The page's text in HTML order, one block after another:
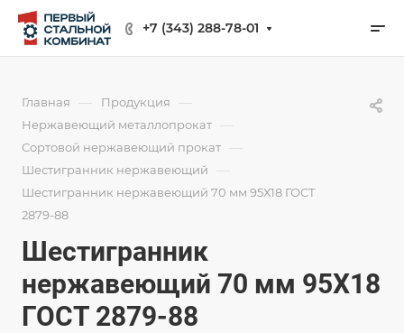
+7 (343) 288-78-01
Главная — Продукция —
Нержавеющий металлопрокат —
Сортовой нержавеющий прокат —
Шестигранник нержавеющий —
Шестигранник нержавеющий 70 мм 95Х18 ГОСТ
2879-88
Шестигранник
нержавеющий 70 мм 95Х18
ГОСТ 2879-88